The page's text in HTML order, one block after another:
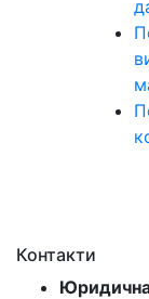
Контакти